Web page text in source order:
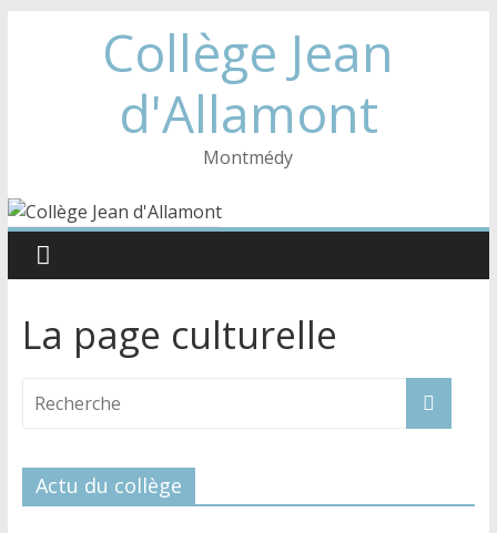
Collège Jean
d'Allamont
Montmédy
La page culturelle
Actu du collège